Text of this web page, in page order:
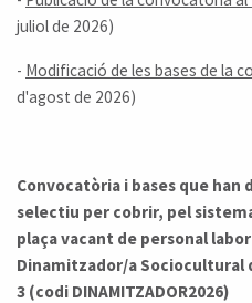
juliol de 2026)
- Modificació de les bases de la
d'agost de 2026)
Convocatòria i bases que
selectiu per cobrir, pel
plaça vacant de personal
Dinamitzador/a Sociocultural
3 (codi DINAMITZADOR2026)